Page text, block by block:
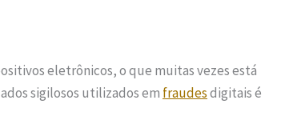
eletrônicos, o que muitas vezes está
sigilosos utilizados em fraudesdigitais é